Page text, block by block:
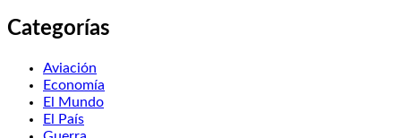
Categorías
Aviación
Economía
El Mundo
El País